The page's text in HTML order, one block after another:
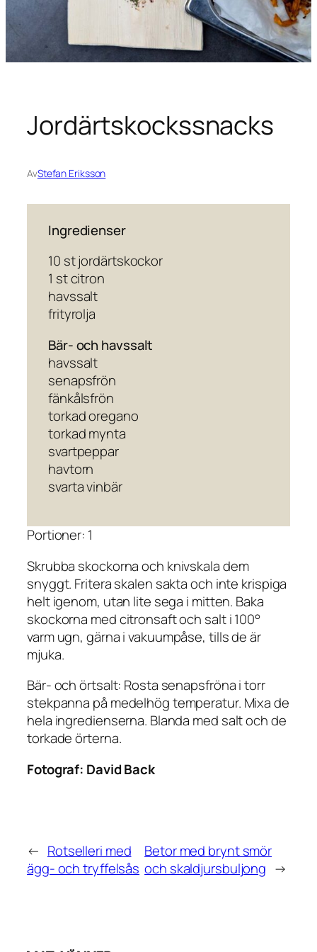
Jordärtskockssnacks
AvStefan Eriksson
Ingredienser
10 st jordärtskockor
1 st citron
havssalt
frityrolja
Bär- och havssalt
havssalt
senapsfrön
fänkålsfrön
torkad oregano
torkad mynta
svartpeppar
havtorn
svarta vinbär
Portioner: 1
Skrubba skockorna och knivskala dem
snyggt. Fritera skalen sakta och inte krispiga
helt igenom, utan lite sega i mitten. Baka
skockorna med citronsaft och salt i 100°
varm ugn, gärna i vakuumpåse, tills de är
mjuka.
Bär- och örtsalt: Rosta senapsfröna i torr
stekpanna på medelhög temperatur. Mixa de
hela ingredienserna. Blanda med salt och de
torkade örterna.
Fotograf: David Back
← Rotselleri med
ägg- och tryffelsås
Betor med brynt smör
och skaldjursbuljong →